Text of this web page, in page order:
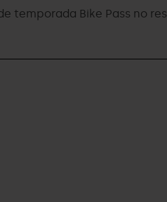
temporada Bike Pass no